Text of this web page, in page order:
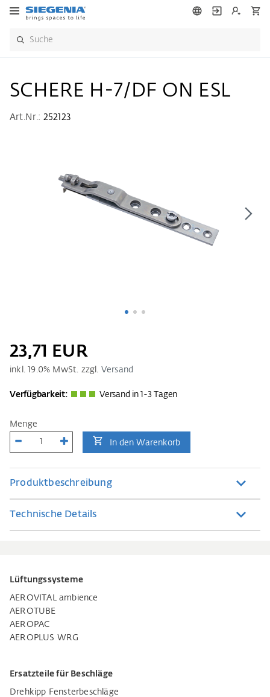
SCHERE H-7/DF ON ESL
Art.Nr.: 252123
23,71 EUR
inkl.19.0% MwSt. zzgl. Versand
Verfügbarkeit: Versand in 1-3 Tagen
Menge
In den Warenkorb
Produktbeschreibung
Technische Details
Lüftungssysteme
AEROVITAL ambience
AEROTUBE
AEROPAC
AEROPLUS WRG
Ersatzteile für Beschläge
Drehkipp Fensterbeschläge